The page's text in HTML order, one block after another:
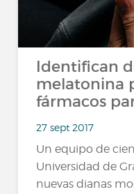
Identifican
melatonina
fármacos
27 sept 2017
Un equipo de
Universidad de
nuevas dianas